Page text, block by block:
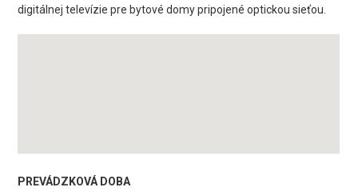
digitálnej televízie pre bytové domy pripojené optickou sieťou.
PREVÁDZKOVÁ DOBA